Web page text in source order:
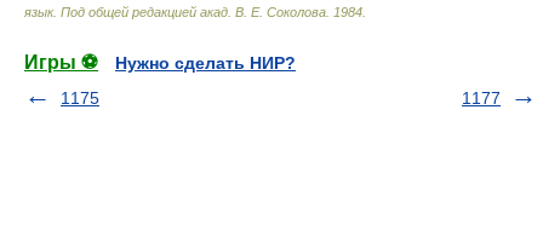
язык. Под общей редакцией акад. В. Е. Соколова 1984
Игры ⚽
Нужно сделать НИР?
1175
1177